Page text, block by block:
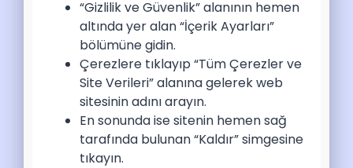
“Gizlilik ve Güvenlik” alanının hemen
altında yer alan “İçerik Ayarları”
bölümüne gidin.
Çerezlere tıklayıp “Tüm Çerezler ve
Site Verileri” alanına gelerek web
sitesinin adını arayın.
En sonunda ise sitenin hemen sağ
tarafında bulunan “Kaldır” simgesine
tıkayın.